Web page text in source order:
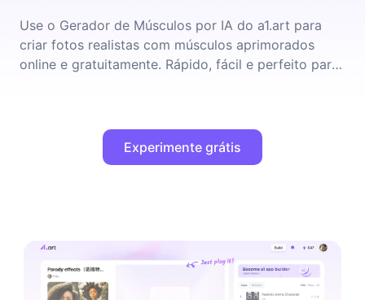
Use o Gerador de Músculos por IA do a1.art para
criar fotos realistas com músculos aprimorados
online e gratuitamente. Rápido, fácil e perfeito para
Experimente grátis